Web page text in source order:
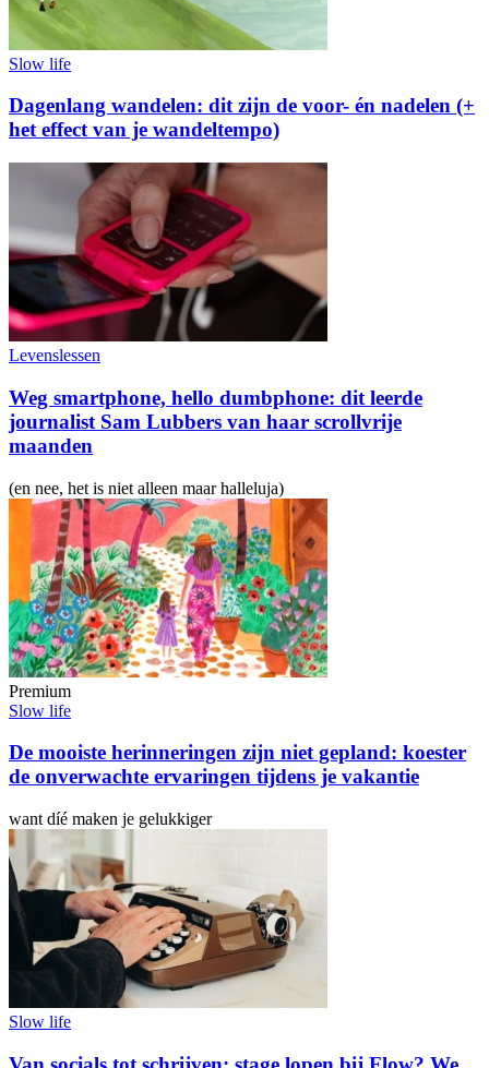
Slow life
Dagenlang wandelen: dit zijn de voor- én nadelen (+
het effect van je wandeltempo)
Levenslessen
Weg smartphone, hello dumbphone: dit leerde
journalist Sam Lubbers van haar scrollvrije
maanden
(en nee, het is niet alleen maar halleluja)
Premium
Slow life
De mooiste herinneringen zijn niet gepland: koester
de onverwachte ervaringen tijdens je vakantie
want díé maken je gelukkiger
Slow life